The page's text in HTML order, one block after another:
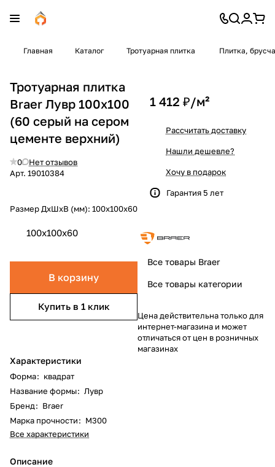
Главная Каталог Тротуарная плитка Плитка,
Тротуарная плитка
Braer Лувр 100x100
(60 серый на сером
цементе верхний)
0
Нет отзывов
Арт. 19010384
Размер ДхШхВ (мм): 100x100x60
100x100x60
В корзину
Купить в 1 клик
Характеристики
Форма: квадрат
Название формы: Лувр
Бренд: Braer
Марка прочности: М300
Все характеристики
Описание
1 412 ₽/м²
Рассчитать доставку
Нашли дешевле?
Хочу в подарок
Гарантия 5 лет
Все товары Braer
Все товары категории
Цена действительна только для
интернет-магазина и может
отличаться от цен в розничных
магазинах